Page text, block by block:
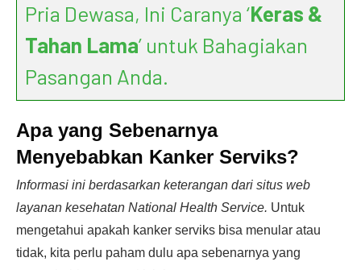
Pria Dewasa, Ini Caranya ‘Keras &
Tahan Lama’ untuk Bahagiakan
Pasangan Anda.
Apa yang Sebenarnya
Menyebabkan Kanker Serviks?
Informasi ini berdasarkan keterangan dari situs web
layanan kesehatan National Health Service. Untuk
mengetahui apakah kanker serviks bisa menular atau
tidak, kita perlu paham dulu apa sebenarnya yang